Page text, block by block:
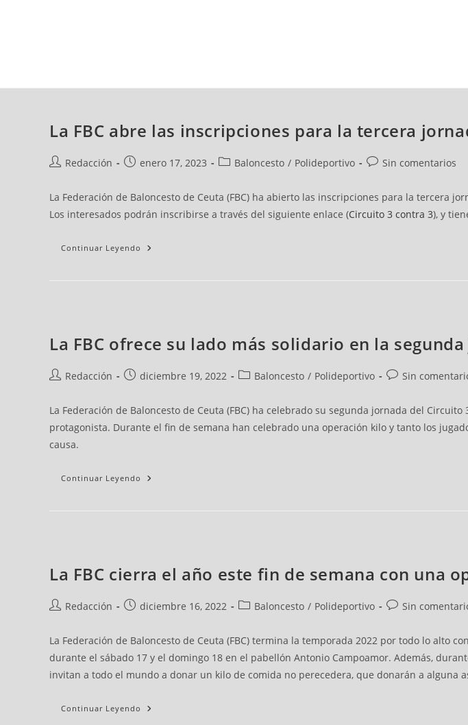
La FBC abre las inscripciones para la tercera
Redacción enero 17, 2023 Baloncesto / Polideportivo Sin comentarios
La Federación de Baloncesto de Ceuta (FBC) ha abierto las inscripciones para la tercera
Los interesados podrán inscribirse a través del siguiente enlace (Circuito 3 contra 3), y
Continuar Leyendo
La FBC ofrece su lado más solidario en la
Redacción diciembre 19, 2022 Baloncesto / Polideportivo Sin
La Federación de Baloncesto de Ceuta (FBC) ha celebrado su segunda jornada del
protagonista. Durante el fin de semana han celebrado una operación kilo y tanto los
causa.
Continuar Leyendo
La FBC cierra el año este fin de semana con una
Redacción diciembre 16, 2022 Baloncesto / Polideportivo Sin
La Federación de Baloncesto de Ceuta (FBC) termina la temporada 2022 por todo lo alto
durante el sábado 17 y el domingo 18 en el pabellón Antonio Campoamor. Además,
invitan a todo el mundo a donar un kilo de comida no perecedera, que donarán a alguna
Continuar Leyendo